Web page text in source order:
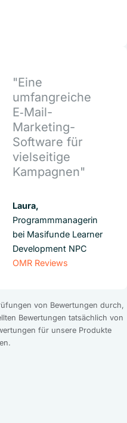
"Eine
umfangreiche
E‑Mail-
Marketing-
Software für
vielseitige
Kampagnen"
Laura,
Programmmanagerin
bei Masifunde Learner
Development NPC
OMR Reviews
von Bewertungen durch,
Bewertungen tatsächlich von
für unsere Produkte